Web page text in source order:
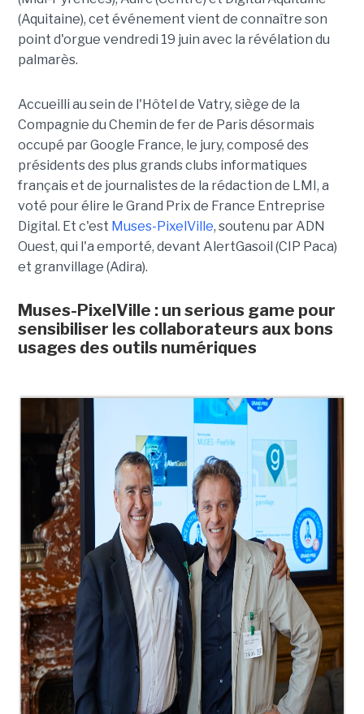
(Aquitaine), cet événement vient de connaître son
point d'orgue vendredi 19 juin avec la révélation du
palmarès.
Accueilli au sein de l'Hôtel de Vatry, siège de la
Compagnie du Chemin de fer de Paris désormais
occupé par Google France, le jury, composé des
présidents des plus grands clubs informatiques
français et de journalistes de la rédaction de LMI, a
voté pour élire le Grand Prix de France Entreprise
Digital. Et c'est Muses-PixelVille, soutenu par ADN
Ouest, qui l'a emporté, devant AlertGasoil (CIP Paca)
et granvillage (Adira).
Muses-PixelVille : un serious game pour
sensibiliser les collaborateurs aux bons
usages des outils numériques